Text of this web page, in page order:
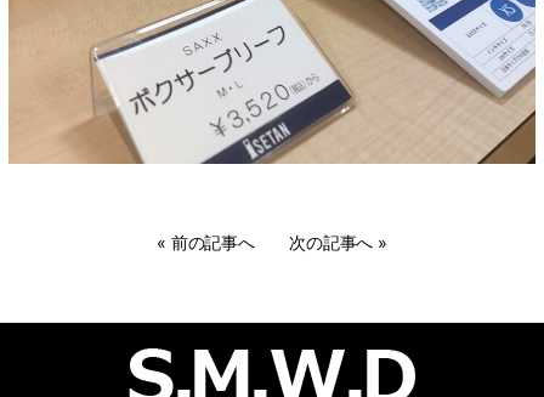
« 前の記事へ 次の記事へ »